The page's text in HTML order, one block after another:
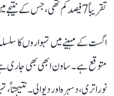
تقریباً 7 فیصد کم تھی، جس کے نتیجے میں پیداوار میں کمی اور درآمدات میں اضافہ ہوا۔
اگست کے مہینے میں تہواروں کا
متوقع ہے۔ ساون ابھی بھی جاری
نوراتری، دسہرہ اور دیوالی۔